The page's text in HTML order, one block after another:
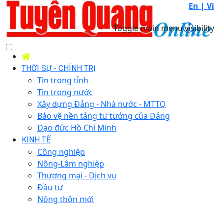
En | Vi
Toggle main menu visibility
THỜI SỰ - CHÍNH TRỊ
Tin trong tỉnh
Tin trong nước
Xây dựng Đảng - Nhà nước - MTTQ
Bảo vệ nền tảng tư tưởng của Đảng
Đạo đức Hồ Chí Minh
KINH TẾ
Công nghiệp
Nông-Lâm nghiệp
Thương mại - Dịch vụ
Đầu tư
Nông thôn mới